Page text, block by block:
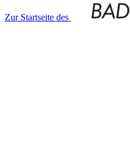
Zur Startseite des